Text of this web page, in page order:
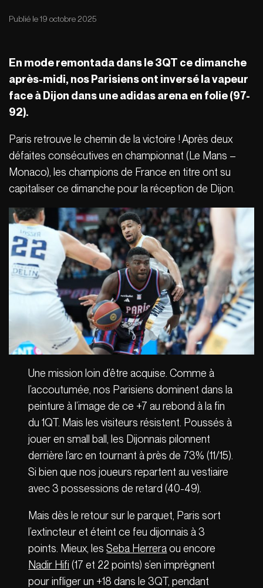
Publié le 19 octobre 2025
En mode remontada dans le 3QT ce dimanche
après-midi, nos Parisiens ont inversé la vapeur
face à Dijon dans une adidas arena en folie (97-
92).
Paris retrouve le chemin de la victoire ! Après deux
défaites consécutives en championnat (Le Mans –
Monaco), les champions de France en titre ont su
capitaliser ce dimanche pour la réception de Dijon.
Une mission loin d’être acquise. Comme à
l’accoutumée, nos Parisiens dominent dans la
peinture à l’image de ce +7 au rebond à la fin
du 1QT. Mais les visiteurs résistent. Poussés à
jouer en small ball, les Dijonnais pilonnent
derrière l’arc en tournant à près de 73% (11/15).
Si bien que nos joueurs repartent au vestiaire
avec 3 possessions de retard (40-49).
Mais dès le retour sur le parquet, Paris sort
l’extincteur et éteint ce feu dijonnais à 3
points. Mieux, lesSeba Herreraou encore
Nadir Hifi (17 et 22 points) s’en imprègnent
pour infliger un +18 dans le 3QT, pendant